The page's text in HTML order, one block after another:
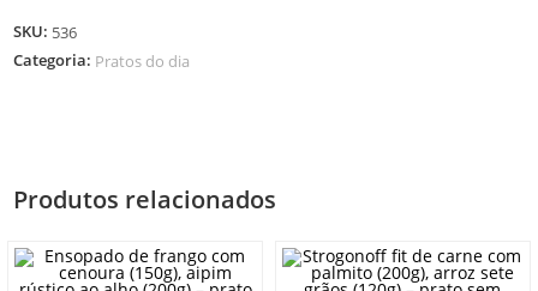
SKU: 536
Categoria: Pratos do dia
Produtos relacionados